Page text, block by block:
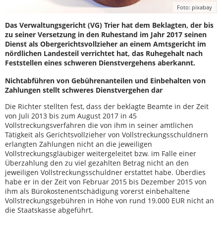
Foto: pixabay
Das Verwaltungsgericht (VG) Trier hat dem Beklagten, der bis
zu seiner Versetzung in den Ruhestand im Jahr 2017 seinen
Dienst als Obergerichtsvollzieher an einem Amtsgericht im
nördlichen Landesteil verrichtet hat, das Ruhegehalt nach
Feststellen eines schweren Dienstvergehens aberkannt.
Nichtabführen von Gebührenanteilen und Einbehalten von
Zahlungen stellt schweres Dienstvergehen dar
Die Richter stellten fest, dass der beklagte Beamte in der Zeit
von Juli 2013 bis zum August 2017 in 45
Vollstreckungsverfahren die von ihm in seiner amtlichen
Tätigkeit als Gerichtsvollzieher von Vollstreckungsschuldnern
erlangten Zahlungen nicht an die jeweiligen
Vollstreckungsgläubiger weitergeleitet bzw. im Falle einer
Überzahlung den zu viel gezahlten Betrag nicht an den
jeweiligen Vollstreckungsschuldner erstattet habe. Überdies
habe er in der Zeit von Februar 2015 bis Dezember 2015 von
ihm als Bürokostenentschädigung vorerst einbehaltene
Vollstreckungsgebühren in Höhe von rund 19.000 EUR nicht an
die Staatskasse abgeführt.